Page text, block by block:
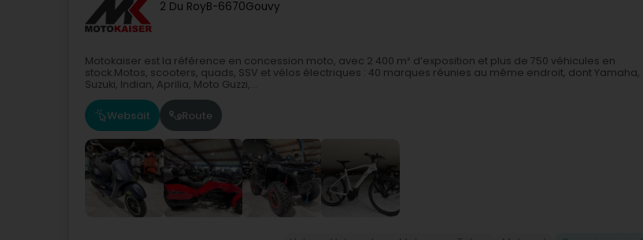
2 Du RoyB-6670Gouvy
Motokaiser est la référence en concession moto, avec 2 400 m² d’exposition et plus de 750 véhicules en
stock.Motos, scooters, quads, SSV et vélos électriques : 40 marques réunies au même endroit, dont Yamaha,
Suzuki, Indian, Aprilia, Moto Guzzi,...
Websäit Route